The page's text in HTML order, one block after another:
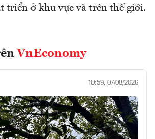
triển ở khu vực và trên thế giới.
VnEconomy
10:59, 07/08/2026